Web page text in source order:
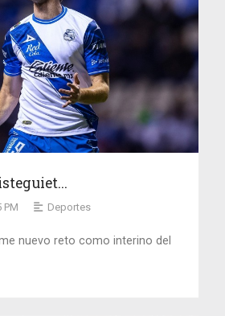
PM Deportes
nuevo reto como interino del